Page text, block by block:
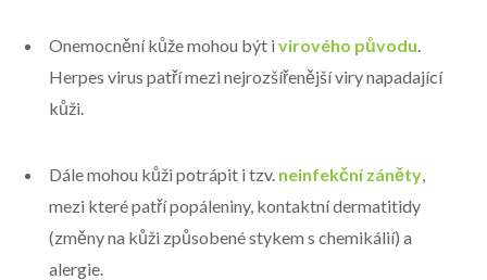
Onemocnění kůže mohou být i virového původu.
Herpes virus patří mezi nejrozšířenější viry napadající
kůži.
Dále mohou kůži potrápit i tzv. neinfekční záněty,
mezi které patří popáleniny, kontaktní dermatitidy
(změny na kůži způsobené stykem s chemikálií) a
alergie.